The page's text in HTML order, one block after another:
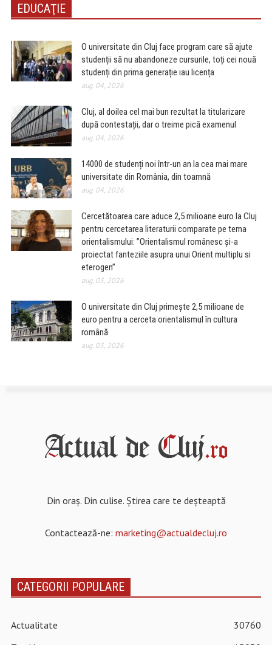
EDUCAŢIE
O universitate din Cluj face program care să ajute
studenții să nu abandoneze cursurile, toți cei nouă
studenți din prima generație iau licența
aug. 04, 2026
Cluj, al doilea cel mai bun rezultat la titularizare
după contestații, dar o treime pică examenul
aug. 04, 2026
14000 de studenți noi într-un an la cea mai mare
universitate din România, din toamnă
aug. 04, 2026
Cercetătoarea care aduce 2,5 milioane euro la Cluj
pentru cercetarea literaturii comparate pe tema
orientalismului: ”Orientalismul românesc și-a
proiectat fanteziile asupra unui Orient multiplu si
eterogen”
aug. 03, 2026
O universitate din Cluj primește 2,5 milioane de
euro pentru a cerceta orientalismul în cultura
română
aug. 03, 2026
Din oraș. Din culise. Știrea care te deșteaptă
Contactează-ne: marketing@actualdecluj.ro
CATEGORII POPULARE
Actualitate
30760